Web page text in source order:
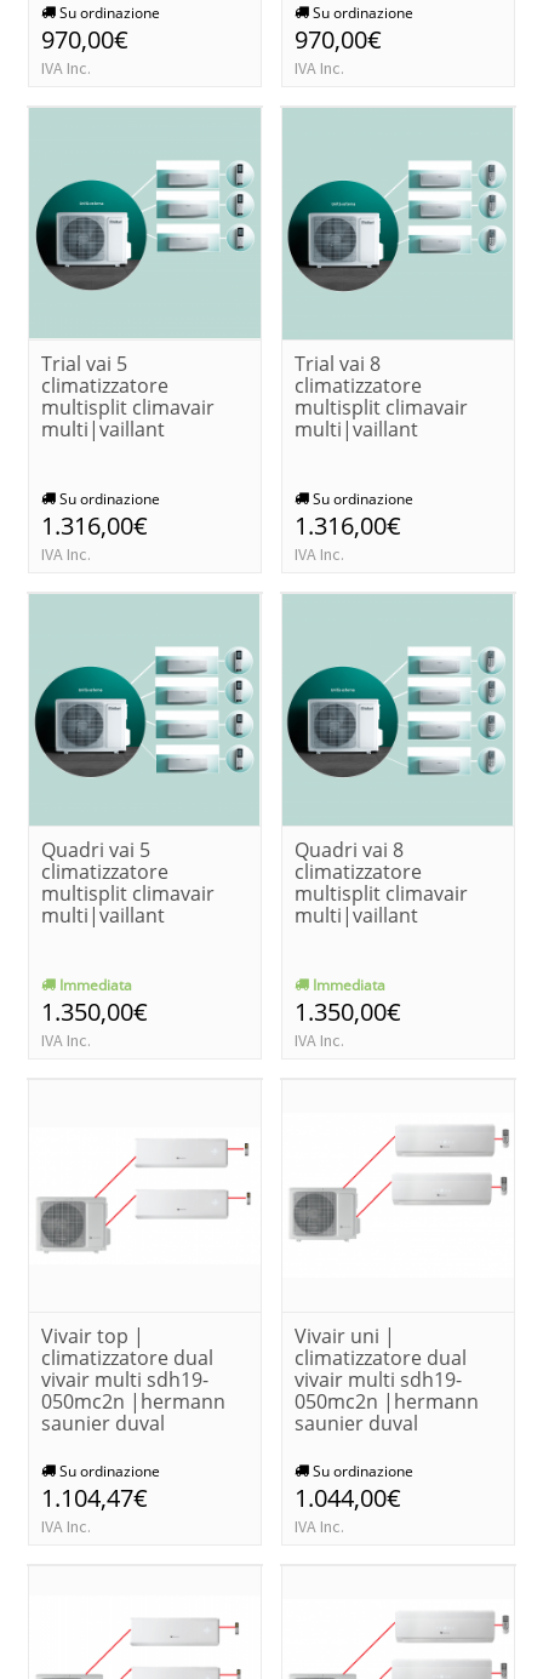
Su ordinazione
970,00€
IVA Inc.
Su ordinazione
970,00€
IVA Inc.
Trial vai 5
climatizzatore
multisplit climavair
multi|vaillant
Su ordinazione
1.316,00€
IVA Inc.
Trial vai 8
climatizzatore
multisplit climavair
multi|vaillant
Su ordinazione
1.316,00€
IVA Inc.
Quadri vai 5
climatizzatore
multisplit climavair
multi|vaillant
Immediata
1.350,00€
IVA Inc.
Quadri vai 8
climatizzatore
multisplit climavair
multi|vaillant
Immediata
1.350,00€
IVA Inc.
Vivair top |
climatizzatore dual
vivair multi sdh19-
050mc2n |hermann
saunier duval
Su ordinazione
1.104,47€
IVA Inc.
Vivair uni |
climatizzatore dual
vivair multi sdh19-
050mc2n |hermann
saunier duval
Su ordinazione
1.044,00€
IVA Inc.